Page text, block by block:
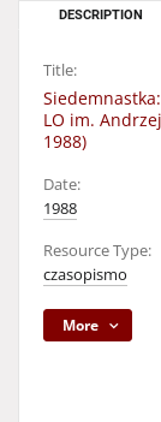
DESCRIPTION
Title:
LO im.
1988)
Date:
1988
Resource Type:
czasopismo
More